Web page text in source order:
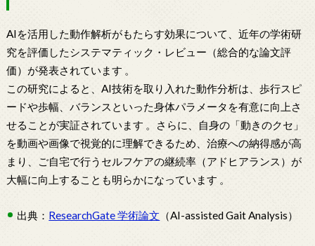
AIを活用した動作解析がもたらす効果について、近年の学術研
究を評価したシステマティック・レビュー（総合的な論文評
価）が発表されています 。
この研究によると、AI技術を取り入れた動作分析は、歩行スピ
ードや歩幅、バランスといった身体パラメータを有意に向上さ
せることが実証されています 。さらに、自身の「動きのクセ」
を動画や画像で視覚的に理解できるため、治療への納得感が高
まり、ご自宅で行うセルフケアの継続率（アドヒアランス）が
大幅に向上することも明らかになっています 。
出典： ResearchGate 学術論文 （AI-assisted Gait Analysis）